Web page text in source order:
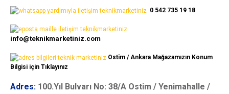
0 542 735 19 18
info@teknikmarketiniz.com
Ostim / Ankara Mağazamızın Konum
Bilgisi için Tıklayınız
Adres: 100.Yıl Bulvarı No: 38/A Ostim / Yenimahalle /